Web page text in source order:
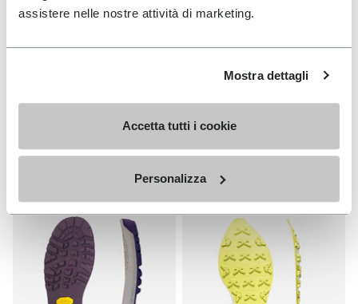
assistere nelle nostre attività di marketing.
Mostra dettagli
Accetta tutti i cookie
Personalizza
+ 1 Farben
€ 33,00
Add to wishlist
Add to wishlist Fourà Sohle
Add